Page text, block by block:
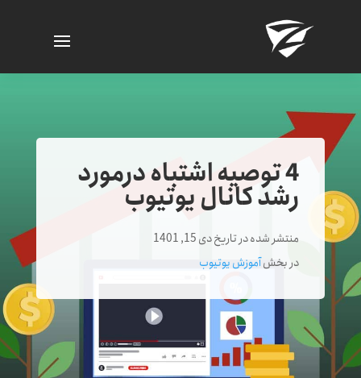
4 توصیه اشتباه درمورد
رشد کانال یوتیوب
منتشر شده در تاریخ دی 15, 1401
در بخشآموزش یوتیوب